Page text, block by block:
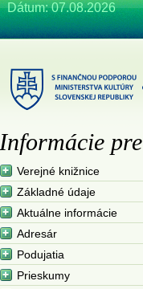
Dátum: 07.08.2026
Informácie pre
Verejné knižnice
Základné údaje
Aktuálne informácie
Adresár
Podujatia
Prieskumy